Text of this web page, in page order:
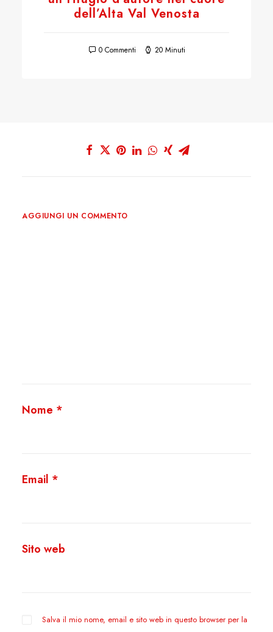
dell’Alta Val Venosta
0 Commenti 20 Minuti
AGGIUNGI UN COMMENTO
Nome *
Email *
Sito web
Salva il mio nome, email e sito web in questo browser per la